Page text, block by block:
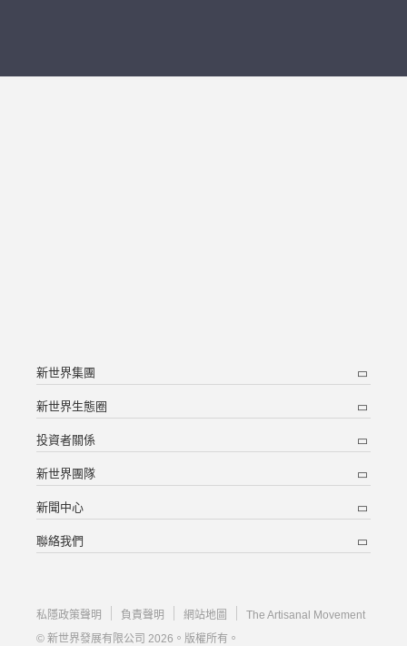
新世界集團
新世界生態圈
投資者關係
新世界團隊
新聞中心
聯絡我們
私隱政策聲明 負責聲明 網站地圖
The Artisanal Movement
© 新世界發展有限公司 2026。版權所有。